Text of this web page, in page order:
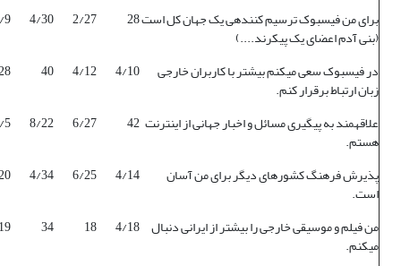
برای من فیس­بوک ترسیم کننده­ی یک جهان کل است
(بنی آدم اعضای یک پیکرند....)
28
2/27
4/30
در فیس­بوک سعی می­کنم بیشتر با کاربران خارجی
زبان ارتباط برقرار کنم.
4/10
4/12
40
علاقه­مند به پیگیری مسائل و اخبار جهانی از اینترنت
هستم.
42
6/27
8/22
پذیرش فرهنگ کشورهای دیگر برای من آسان
است.
4/14
6/25
4/34
من فیلم و موسیقی خارجی را بیشتر از ایرانی دنبال
می­کنم.
4/18
18
34